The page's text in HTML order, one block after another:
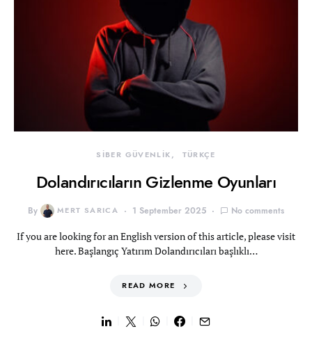
SİBER GÜVENLİK TÜRKÇE
Dolandırıcıların Gizlenme Oyunları
By MERT SARICA 1 September 2025 No comments
If you are looking for an English version of this article, please visit
here. Başlangıç Yatırım Dolandırıcıları başlıklı…
READ MORE